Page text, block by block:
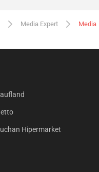
Media Expert
Media
Hipermarket